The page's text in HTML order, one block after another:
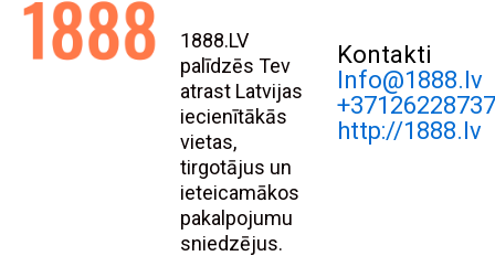
1888.LV
palīdzēs Tev
atrast Latvijas
iecienītākās
vietas,
tirgotājus un
ieteicamākos
pakalpojumu
sniedzējus.
Kontakti
Info@1888.lv
http://1888.lv